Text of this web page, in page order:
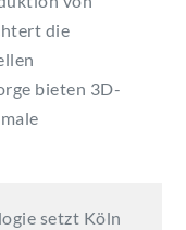
die
bieten 3D-
setzt Köln